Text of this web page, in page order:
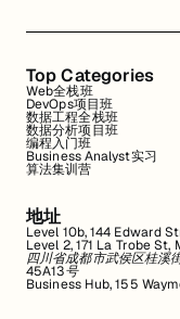
Top Categories
Web全栈班
DevOps项目班
数据工程全栈班
数据分析项目班
编程入门班
Business Analyst实习
算法集训营
地址
Level 10b, 144 Edward
Level 2, 171 La Trobe
四川省成都市武侯区桂溪
45A13号
Business Hub, 155